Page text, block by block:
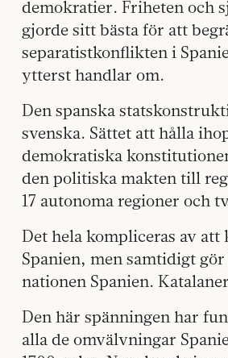
demokratier. Friheten och
gjorde sitt bästa för att
separatistkonflikten i
ytterst handlar om.
Den spanska
svenska. Sättet att hålla
demokratiska
den politiska makten till
17 autonoma regioner och
Det hela kompliceras av
Spanien, men samtidigt
nationen Spanien.
Den här spänningen har
alla de omvälvningar